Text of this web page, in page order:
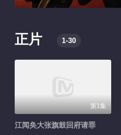
正片 1-30
第1集
江闻奂大张旗鼓回府请罪